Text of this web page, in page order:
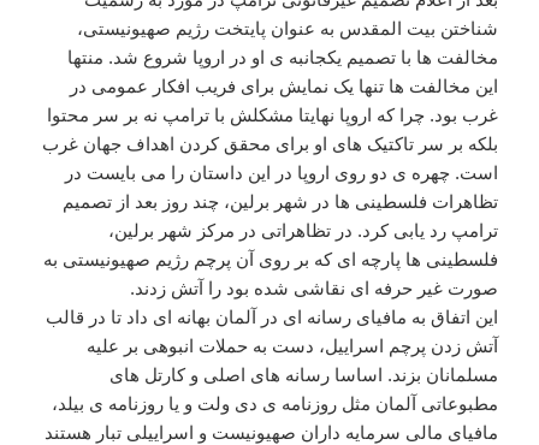
شناختن بیت المقدس به عنوان پایتخت رژیم صهیونیستی،
مخالفت ها با تصمیم یکجانبه ی او در اروپا شروع شد. منتها
این مخالفت ها تنها یک نمایش برای فریب افکار عمومی در
غرب بود. چرا که اروپا نهایتا مشکلش با ترامپ نه بر سر محتوا
بلکه بر سر تاکتیک های او برای محقق کردن اهداف جهان غرب
است. چهره ی دو روی اروپا در این داستان را می بایست در
تظاهرات فلسطینی ها در شهر برلین، چند روز بعد از تصمیم
ترامپ رد یابی کرد. در تظاهراتی در مرکز شهر برلین،
فلسطینی ها پارچه ای که بر روی آن پرچم رژیم صهیونیستی به
صورت غیر حرفه ای نقاشی شده بود را آتش زدند.
این اتفاق به مافیای رسانه ای در آلمان بهانه ای داد تا در قالب
آتش زدن پرچم اسراییل، دست به حملات انبوهی بر علیه
مسلمانان بزند. اساسا رسانه های اصلی و کارتل های
مطبوعاتی آلمان مثل روزنامه ی دی ولت و یا روزنامه ی بیلد،
مافیای مالی سرمایه داران صهیونیست و اسراییلی تبار هستند